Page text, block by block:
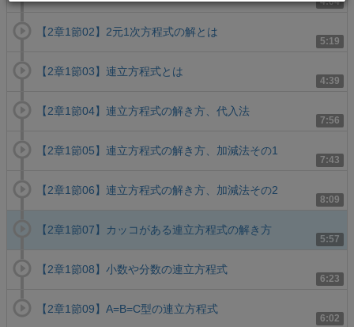
5:19
【2章1節02】2元1次方程式の解とは
4:39
【2章1節03】連立方程式とは
7:56
【2章1節04】連立方程式の解き方、代入法
7:43
【2章1節05】連立方程式の解き方、加減法その1
8:09
【2章1節06】連立方程式の解き方、加減法その2
5:57
【2章1節07】カッコがある連立方程式の解き方
6:23
【2章1節08】小数や分数の連立方程式
6:02
【2章1節09】A=B=C型の連立方程式